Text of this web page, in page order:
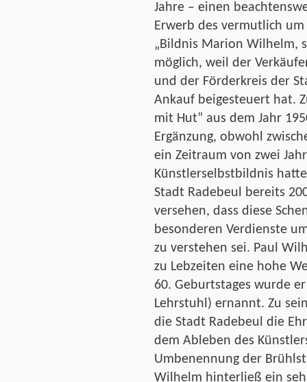
Jahre – einen
Erwerb des vermutlich
„Bildnis Marion Wilhelm,
möglich, weil der
und der Förderkreis der
Ankauf beigesteuert hat.
mit Hut“ aus dem Jahr
Ergänzung, obwohl
ein Zeitraum von zwei
Künstlerselbstbildnis
Stadt Radebeul bereits
versehen, dass diese
besonderen Verdienste
zu verstehen sei. Paul
zu Lebzeiten eine hohe
60. Geburtstages wurde
Lehrstuhl) ernannt. Zu
die Stadt Radebeul die
dem Ableben des
Umbenennung der
Wilhelm hinterließ ein